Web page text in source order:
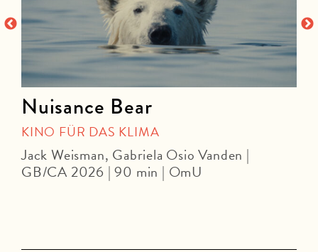
Nuisance Bear
KINO FÜR DAS KLIMA
Jack Weisman, Gabriela Osio Vanden |
GB/CA 2026 | 90 min | OmU